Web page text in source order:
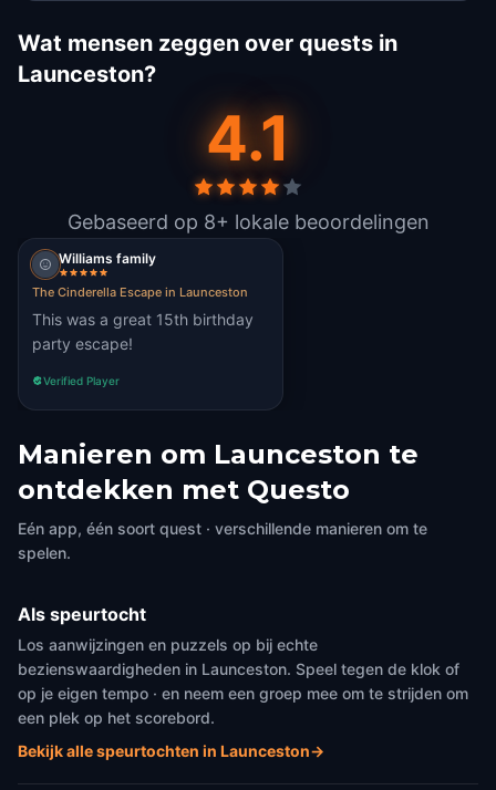
Wat mensen zeggen over quests in
Launceston?
4.1
Gebaseerd op 8+ lokale beoordelingen
Williams family
The Cinderella Escape in Launceston
This was a great 15th birthday
party escape!
Verified Player
Manieren om Launceston te
ontdekken met Questo
Eén app, één soort quest · verschillende manieren om te
spelen.
Als speurtocht
Los aanwijzingen en puzzels op bij echte
bezienswaardigheden in Launceston. Speel tegen de klok of
op je eigen tempo · en neem een groep mee om te strijden om
een plek op het scorebord.
Bekijk alle speurtochten in Launceston→